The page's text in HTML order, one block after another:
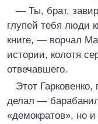
— Ты, брат,
глупей тебя люди
книге, — ворчал
истории, колотя
отвечавшего.
Этот
делал — барабанил
«демократов», но